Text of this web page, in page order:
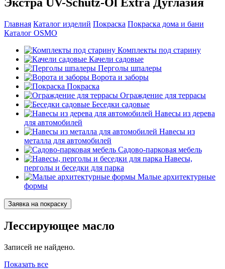
Главная Каталог изделий Покраска Покраска дома и бани
Каталог OSMO
Комплекты под старину
Качели садовые
Перголы шпалеры
Ворота и заборы
Покраска
Ограждение для террасы
Беседки садовые
Навесы из дерева
для автомобилей
Навесы из
металла для автомобилей
Садово-парковая мебель
Навесы,
перголы и беседки для парка
Малые архитектурные
формы
Заявка на покраску
Лессирующее масло
Записей не найдено.
Показать все